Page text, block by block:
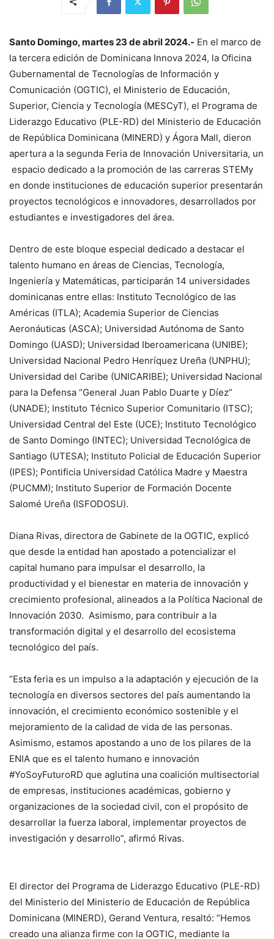
Santo Domingo, martes 23 de abril 2024.- En el marco de
la tercera edición de Dominicana Innova 2024, la Oficina
Gubernamental de Tecnologías de Información y
Comunicación (OGTIC), el Ministerio de Educación,
Superior, Ciencia y Tecnología (MESCyT), el Programa de
Liderazgo Educativo (PLE-RD) del Ministerio de Educación
de República Dominicana (MINERD) y Ágora Mall, dieron
apertura a la segunda Feria de Innovación Universitaria, un
espacio dedicado a la promoción de las carreras STEMy
en donde instituciones de educación superior presentarán
proyectos tecnológicos e innovadores, desarrollados por
estudiantes e investigadores del área.
Dentro de este bloque especial dedicado a destacar el
talento humano en áreas de Ciencias, Tecnología,
Ingeniería y Matemáticas, participarán 14 universidades
dominicanas entre ellas: Instituto Tecnológico de las
Américas (ITLA); Academia Superior de Ciencias
Aeronáuticas (ASCA); Universidad Autónoma de Santo
Domingo (UASD); Universidad Iberoamericana (UNIBE);
Universidad Nacional Pedro Henríquez Ureña (UNPHU);
Universidad del Caribe (UNICARIBE); Universidad Nacional
para la Defensa “General Juan Pablo Duarte y Díez”
(UNADE); Instituto Técnico Superior Comunitario (ITSC);
Universidad Central del Este (UCE); Instituto Tecnológico
de Santo Domingo (INTEC); Universidad Tecnológica de
Santiago (UTESA); Instituto Policial de Educación Superior
(IPES); Pontificia Universidad Católica Madre y Maestra
(PUCMM); Instituto Superior de Formación Docente
Salomé Ureña (ISFODOSU).
Diana Rivas, directora de Gabinete de la OGTIC, explicó
que desde la entidad han apostado a potencializar el
capital humano para impulsar el desarrollo, la
productividad y el bienestar en materia de innovación y
crecimiento profesional, alineados a la Política Nacional de
Innovación 2030. Asimismo, para contribuir a la
transformación digital y el desarrollo del ecosistema
tecnológico del país.
“Esta feria es un impulso a la adaptación y ejecución de la
tecnología en diversos sectores del país aumentando la
innovación, el crecimiento económico sostenible y el
mejoramiento de la calidad de vida de las personas.
Asimismo, estamos apostando a uno de los pilares de la
ENIA que es el talento humano e innovación
#YoSoyFuturoRD que aglutina una coalición multisectorial
de empresas, instituciones académicas, gobierno y
organizaciones de la sociedad civil, con el propósito de
desarrollar la fuerza laboral, implementar proyectos de
investigación y desarrollo”, afirmó Rivas.
El director del Programa de Liderazgo Educativo (PLE-RD)
del Ministerio del Ministerio de Educación de República
Dominicana (MINERD), Gerand Ventura, resaltó: “Hemos
creado una alianza firme con la OGTIC, mediante la